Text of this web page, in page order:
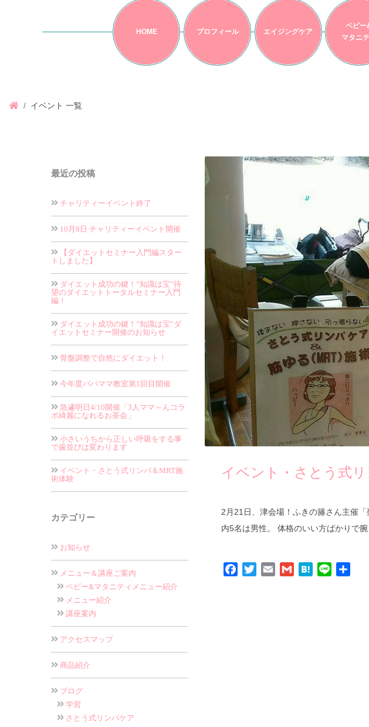
HOME プロフィール エイジングケア
ベビー
マタニ
イベント 一覧
イベント・さとう式
2月21日、津会場！ふきの籐さん主催
内5名は男性。 体格のいい方ばかりで
Facebook
TwitterEmail Gmail Hatena
Line
最近の投稿
チャリティーイベント終了
10月8日 チャリティーイベント開催
【ダイエットセミナー入門編スター
トしました】
ダイエット成功の鍵！”知識は宝”待
望のダイエットトータルセミナー入門
編！
ダイエット成功の鍵！”知識は宝”ダ
イエットセミナー開催のお知らせ
骨盤調整で自然にダイエット！
今年度パパママ教室第1回目開催
急遽明日4/10開催「3人ママ～んコラ
ボ綺麗になれるお茶会」
小さいうちから正しい呼吸をする事
で歯並びは変わります
イベント・さとう式リンパ＆MRT施
術体験
カテゴリー
お知らせ
メニュー＆講座ご案内
ベビー&マタニティメニュー紹介
メニュー紹介
講座案内
アクセスマップ
商品紹介
ブログ
学習
さとう式リンパケア